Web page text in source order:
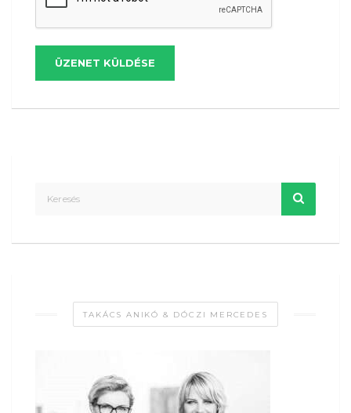
ÜZENET KÜLDÉSE
TAKÁCS ANIKÓ & DÓCZI MERCEDES